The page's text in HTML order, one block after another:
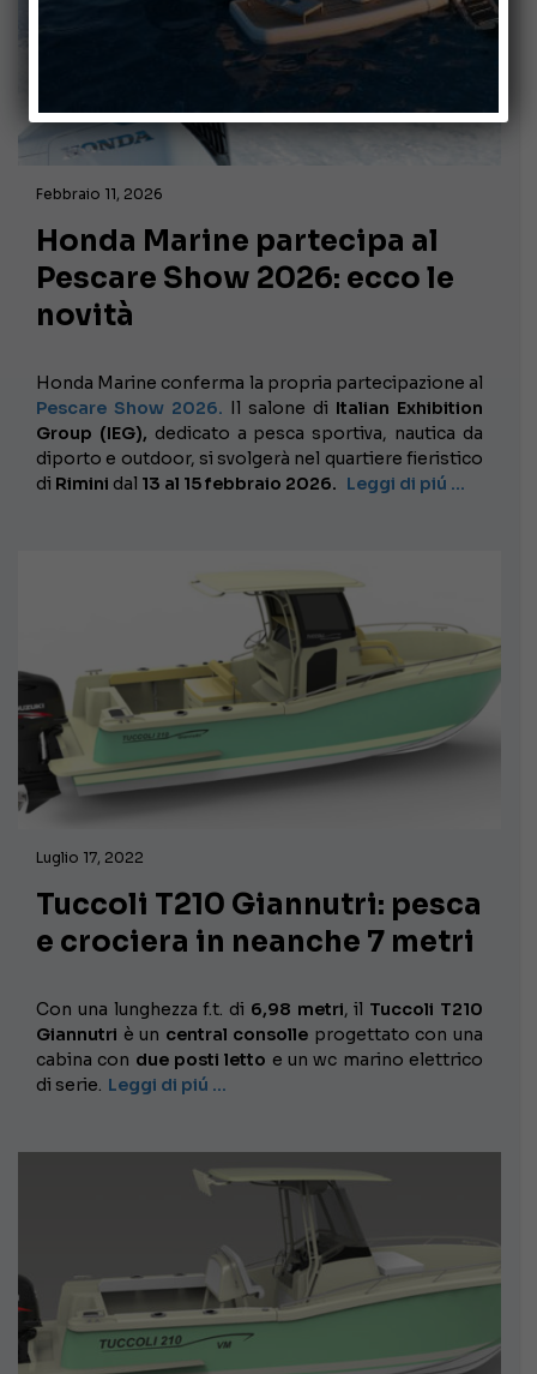
Febbraio 11, 2026
Honda Marine partecipa al
Pescare Show 2026: ecco le
novità
Honda Marine conferma la propria partecipazione al
Pescare Show 2026. Il salone di Italian Exhibition
Group (IEG), dedicato a pesca sportiva, nautica da
diporto e outdoor, si svolgerà nel quartiere fieristico
di Rimini dal 13 al 15 febbraio 2026. Leggi di piú …
Luglio 17, 2022
Tuccoli T210 Giannutri: pesca
e crociera in neanche 7 metri
Con una lunghezza f.t. di 6,98 metri, il Tuccoli T210
Giannutri è un central consolle progettato con una
cabina con due posti letto e un wc marino elettrico
di serie. Leggi di piú …